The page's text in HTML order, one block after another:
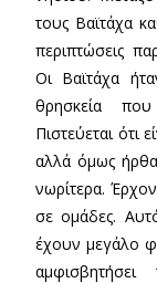
τους Βαϊτάχα
περιπτώσεις
Οι Βαϊτάχα
θρησκεία
Πιστεύεται ότι
αλλά όμως
νωρίτερα.
σε ομάδες.
έχουν μεγάλο